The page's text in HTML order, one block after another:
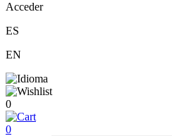
Acceder
ES
EN
0
0